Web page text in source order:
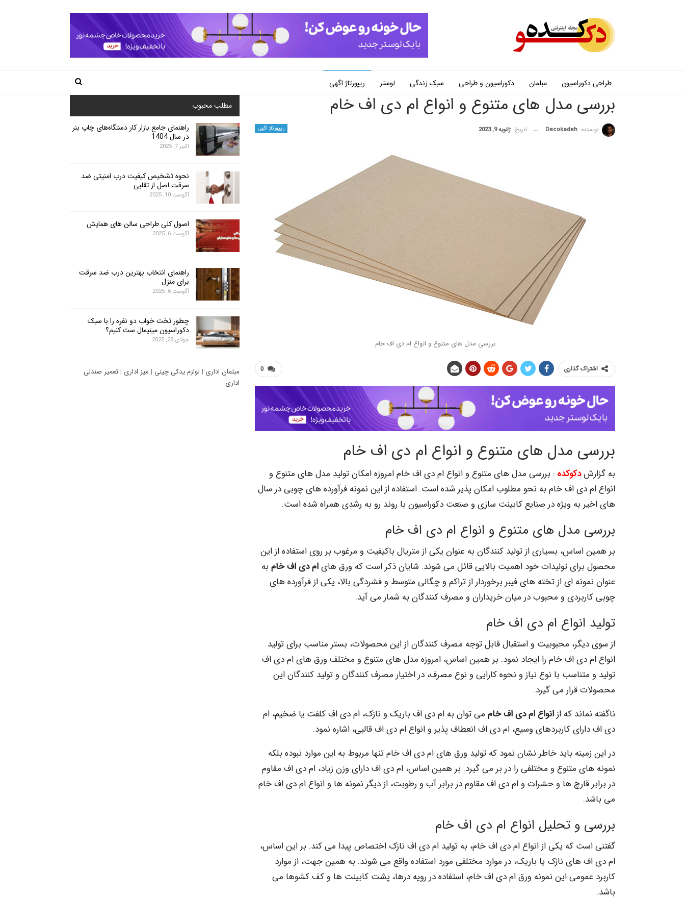
طراحی دکوراسیون مبلمان دکوراسیون و طراحی سبک زندگی لوستر ریپورتاژ اگهی
بررسی مدل های متنوع و انواع ام دی اف خام
ریپورتاژ اگهی نویسنده: Decokadeh تاریخ: ژانویه 9, 2023
بررسی مدل های متنوع و انواع ام دی اف خام
0 اشتراک گذاری
بررسی مدل های متنوع و انواع ام دی اف خام
به گزارشدکوکده : بررسی مدل های متنوع و انواع ام دی اف خام امروزه امکان تولید مدل های متنوع و
انواع ام دی اف خام به نحو مطلوب امکان پذیر شده است. استفاده از این نمونه فرآورده های چوبی در سال
های اخیر به ویژه در صنایع کابینت سازی و صنعت دکوراسیون با روند رو به رشدی همراه شده است.
بررسی مدل های متنوع و انواع ام دی اف خام
بر همین اساس، بسیاری از تولید کنندگان به عنوان یکی از متریال باکیفیت و مرغوب بر روی استفاده از این
محصول برای تولیدات خود اهمیت بالایی قائل می شوند. شایان ذکر است که ورق هایام دی اف خام به
عنوان نمونه ای از تخته های فیبر برخوردار از تراکم و چگالی متوسط و فشردگی بالا، یکی از فرآورده های
چوبی کاربردی و محبوب در میان خریداران و مصرف کنندگان به شمار می آید.
تولید انواع ام دی اف خام
از سوی دیگر، محبوبیت و استقبال قابل توجه مصرف کنندگان از این محصولات، بستر مناسب برای تولید
انواع ام دی اف خام را ایجاد نمود. بر همین اساس، امروزه مدل های متنوع و مختلف ورق های ام دی اف
تولید و متناسب با نوع نیاز و نحوه کارایی و نوع مصرف، در اختیار مصرف کنندگان و تولید کنندگان این
محصولات قرار می گیرد.
ناگفته نماند که ازانواع ام دی اف خام می توان به ام دی اف باریک و نازک، ام دی اف کلفت یا ضخیم، ام
دی اف دارای کاربردهای وسیع، ام دی اف انعطاف پذیر و انواع ام دی اف قالبی، اشاره نمود.
در این زمینه باید خاطر نشان نمود که تولید ورق های ام دی اف خام تنها مربوط به این موارد نبوده بلکه
نمونه های متنوع و مختلفی را در بر می گیرد. بر همین اساس، ام دی اف دارای وزن زیاد، ام دی اف مقاوم
در برابر قارچ ها و حشرات و ام دی اف مقاوم در برابر آب و رطوبت، از دیگر نمونه ها و انواع ام دی اف خام
می باشد.
بررسی و تحلیل انواع ام دی اف خام
گفتنی است که یکی از انواع ام دی اف خام، به تولید ام دی اف نازک اختصاص پیدا می کند. بر این اساس،
ام دی اف های نازک یا باریک، در موارد مختلفی مورد استفاده واقع می شوند. به همین جهت، از موارد
کاربرد عمومی این نمونه ورق ام دی اف خام، استفاده در رویه درها، پشت کابینت ها و کف کشوها می
باشد.
مطلب محبوب
راهنمای جامع بازار کار دستگاه‌های چاپ بنر
در سال 1404
اکتبر 7, 2025
نحوه تشخیص کیفیت درب امنیتی ضد
سرقت اصل از تقلبی
آگوست 10, 2025
اصول کلی طراحی سالن های همایش
آگوست 6, 2025
راهنمای انتخاب بهترین درب ضد سرقت
برای منزل
آگوست 6, 2025
چطور تخت خواب دو نفره را با سبک
دکوراسیون مینیمال ست کنیم؟
جولای 28, 2025
مبلمان اداری | لوازم یدکی چینی | میز اداری | تعمیر صندلی
اداری